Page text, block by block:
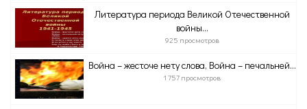
Литература периода Великой Отечественной
войны...
925 просмотров
Война – жесточе нету слова, Война – печальней...
1 757 просмотров